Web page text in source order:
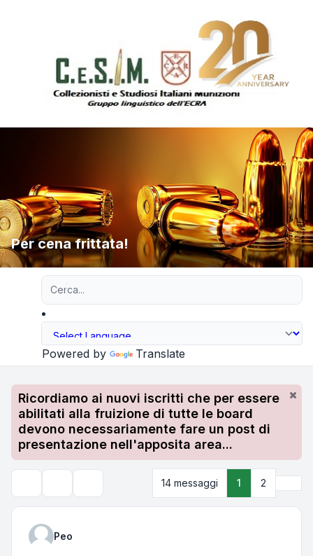
Per cena frittata!
Powered by Translate
Ricordiamo ai nuovi iscritti che per essere
abilitati alla fruizione di tutte le board
devono necessariamente fare un post di
presentazione nell'apposita area...
14 messaggi 1 2
Peo